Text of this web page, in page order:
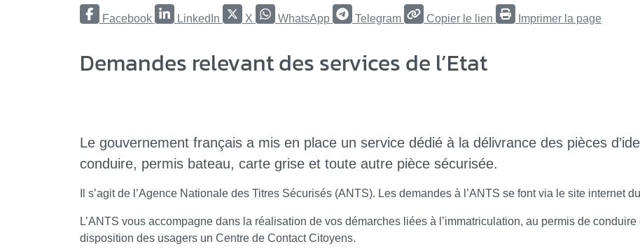
Facebook LinkedIn X WhatsApp Telegram Copier le lien Imprimer la page
Demandes relevant des services de l’Etat
Le gouvernement français a mis en place un service dédié à la délivrance des pièces
conduire, permis bateau, carte grise et toute autre pièce sécurisée.
Il s’agit de l’Agence Nationale des Titres Sécurisés (ANTS). Les demandes à l’ANTS se font via le site internet
L’ANTS vous accompagne dans la réalisation de vos démarches liées à l’immatriculation, au permis de
disposition des usagers un Centre de Contact Citoyens.